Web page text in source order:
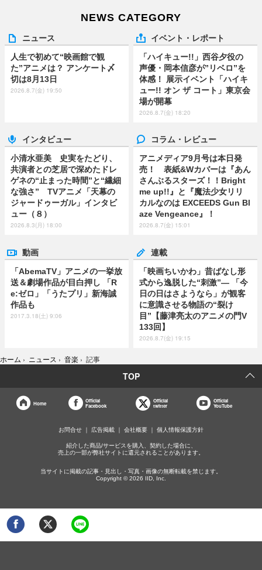
NEWS CATEGORY
ニュース
人生で初めて“映画館で観
た”アニメは？ アンケート〆
切は8月13日
2026.8.7(金) 19:50
イベント・レポート
「ハイキュー!!」西谷夕役の
声優・岡本信彦が”リベロ”を
体感！ 展示イベント「ハイキ
ュー!! オン ザ コート」東京会
場が開幕
2026.8.7(金) 18:20
インタビュー
小清水亜美 史実をたどり、
共演者との芝居で深めたドレ
ゲネの“止まった時間”と“繊細
な強さ” TVアニメ「天幕の
ジャードゥーガル」インタビ
ュー（８）
2026.8.3(月) 18:00
コラム・レビュー
アニメディア9月号は本日発
売！ 表紙&Wカバーは『あん
さんぶるスターズ！！Bright
me up!!』と『魔法少女リリ
カルなのは EXCEEDS Gun Bl
aze Vengeance』！
2026.8.7(金) 15:01
動画
「AbemaTV」アニメの一挙放
送＆劇場作品が目白押し 「R
e:ゼロ」「うたプリ」新海誠
作品も
2017.3.18(土) 9:06
連載
「映画ちいかわ」昔ばなし形
式から逸脱した“刺激”― 「今
日の日はさようなら」が観客
に意識させる物語の“裂け
目”【藤津亮太のアニメの門V
133回】
2026.8.7(金) 19:15
ホーム › ニュース › 音楽 › 記事
TOP
Home
Official
Facebook
Official
twitter
Official
YouTube
お問合せ 広告掲載 会社概要 個人情報保護方針
紹介した商品/サービスを購入、契約した場合に、
売上の一部が弊社サイトに還元されることがあります。
当サイトに掲載の記事・見出し・写真・画像の無断転載を禁じます。
Copyright © 2026 IID, Inc.